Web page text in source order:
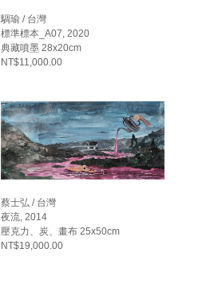
騆瑜 / 台灣
標準標本_A07, 2020
典藏噴墨 28x20cm
NT$11,000.00
蔡士弘 / 台灣
夜流, 2014
壓克力、炭、畫布 25x50cm
NT$19,000.00